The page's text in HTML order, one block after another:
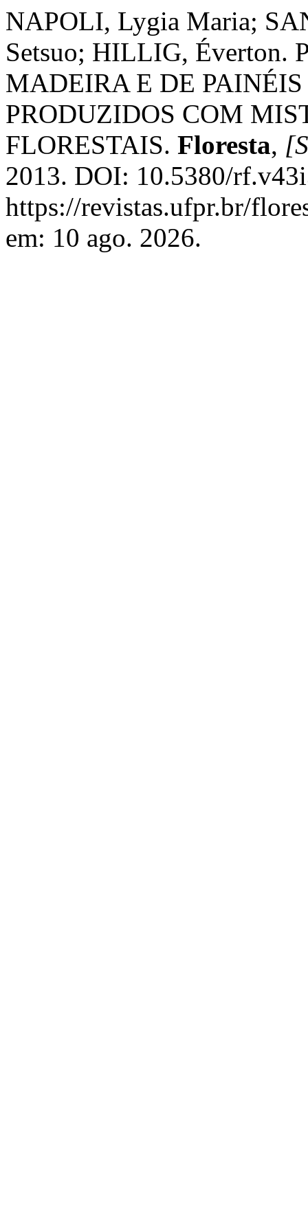
NAPOLI, Lygia Maria;
Setsuo; HILLIG, Éverton.
MADEIRA E DE
PRODUZIDOS COM
FLORESTAIS. Floresta,
2013. DOI: 10.5380/
https://revistas.ufpr.br/
em: 10 ago. 2026.